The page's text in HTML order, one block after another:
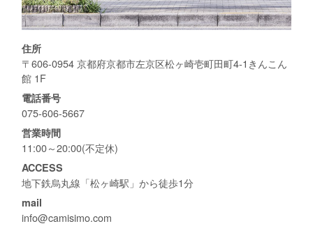
住所
〒606-0954 京都府京都市左京区松ヶ崎壱町田町4-1きんこん
館 1F
電話番号
075-606-5667
営業時間
11:00～20:00(不定休)
ACCESS
地下鉄烏丸線「松ヶ崎駅」から徒歩1分
mail
info@camisimo.com